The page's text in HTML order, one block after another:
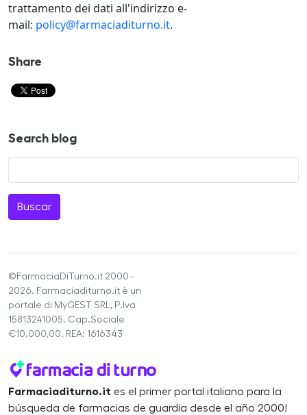
trattamento dei dati all'indirizzo e-
mail: policy@farmaciaditurno.it.
Share
Search blog
Buscar
©FarmaciaDiTurno.it 2000 -
2026. Farmaciaditurno.it è un
portale di MyGEST SRL, P.Iva
15813241005. Cap.Sociale
€10.000,00. REA: 1616343
Farmaciaditurno.it es el primer portal italiano para la
búsqueda de farmacias de guardia desde el año 2000!